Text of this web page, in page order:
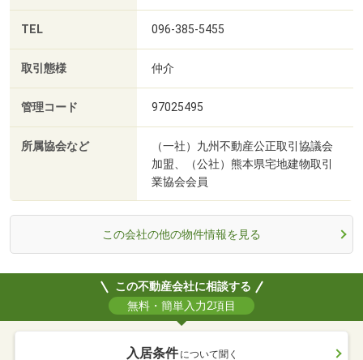
TEL 096-385-5455
取引態様 仲介
管理コード 97025495
所属協会など
（一社）九州不動産公正取引協議会
加盟、（公社）熊本県宅地建物取引
業協会会員
この会社の他の物件情報を見る
この不動産会社に相談する
無料・簡単入力2項目
入居条件 について聞く